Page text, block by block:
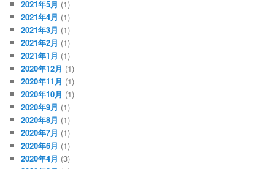
2021年5月 (1)
2021年4月 (1)
2021年3月 (1)
2021年2月 (1)
2021年1月 (1)
2020年12月 (1)
2020年11月 (1)
2020年10月 (1)
2020年9月 (1)
2020年8月 (1)
2020年7月 (1)
2020年6月 (1)
2020年4月 (3)